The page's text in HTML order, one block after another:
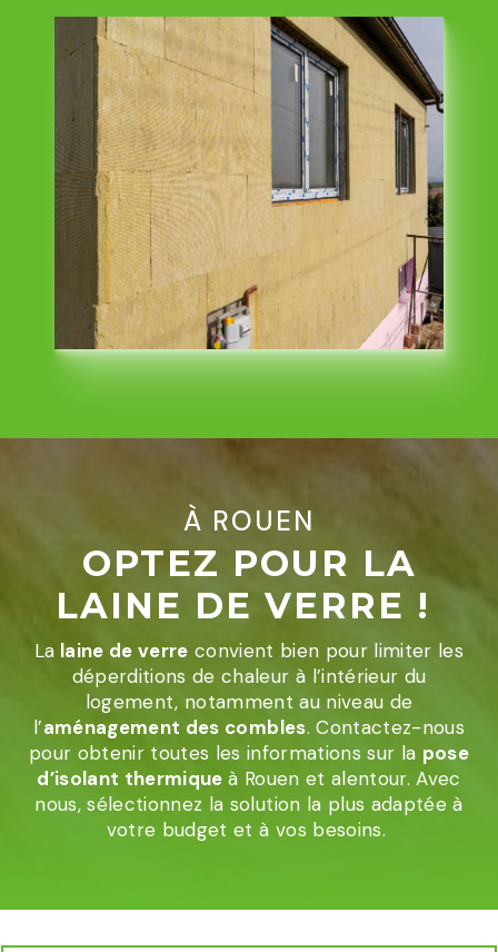
À ROUEN
OPTEZ POUR LA
LAINE DE VERRE !
La laine de verre convient bien pour limiter les
déperditions de chaleur à l’intérieur du
logement, notamment au niveau de
l’aménagement des combles. Contactez-nous
pour obtenir toutes les informations sur la pose
d’isolant thermiqueà Rouen et alentour. Avec
nous, sélectionnez la solution la plus adaptée à
votre budget et à vos besoins.